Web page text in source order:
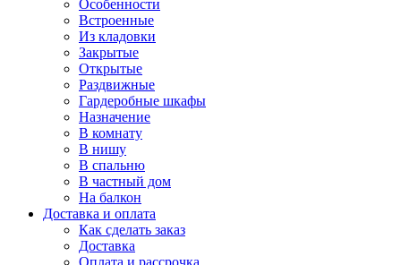
Особенности
Встроенные
Из кладовки
Закрытые
Открытые
Раздвижные
Гардеробные шкафы
Назначение
В комнату
В нишу
В спальню
В частный дом
На балкон
Доставка и оплата
Как сделать заказ
Доставка
Оплата и рассрочка